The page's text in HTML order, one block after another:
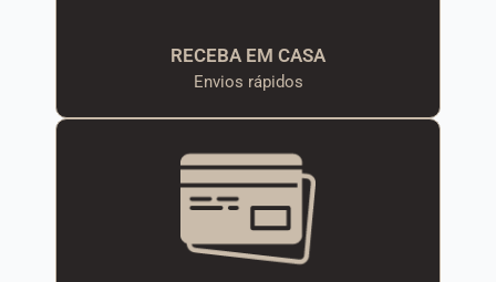
RECEBA EM CASA
Envios rápidos